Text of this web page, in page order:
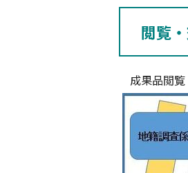
閲覧
成果品閲覧